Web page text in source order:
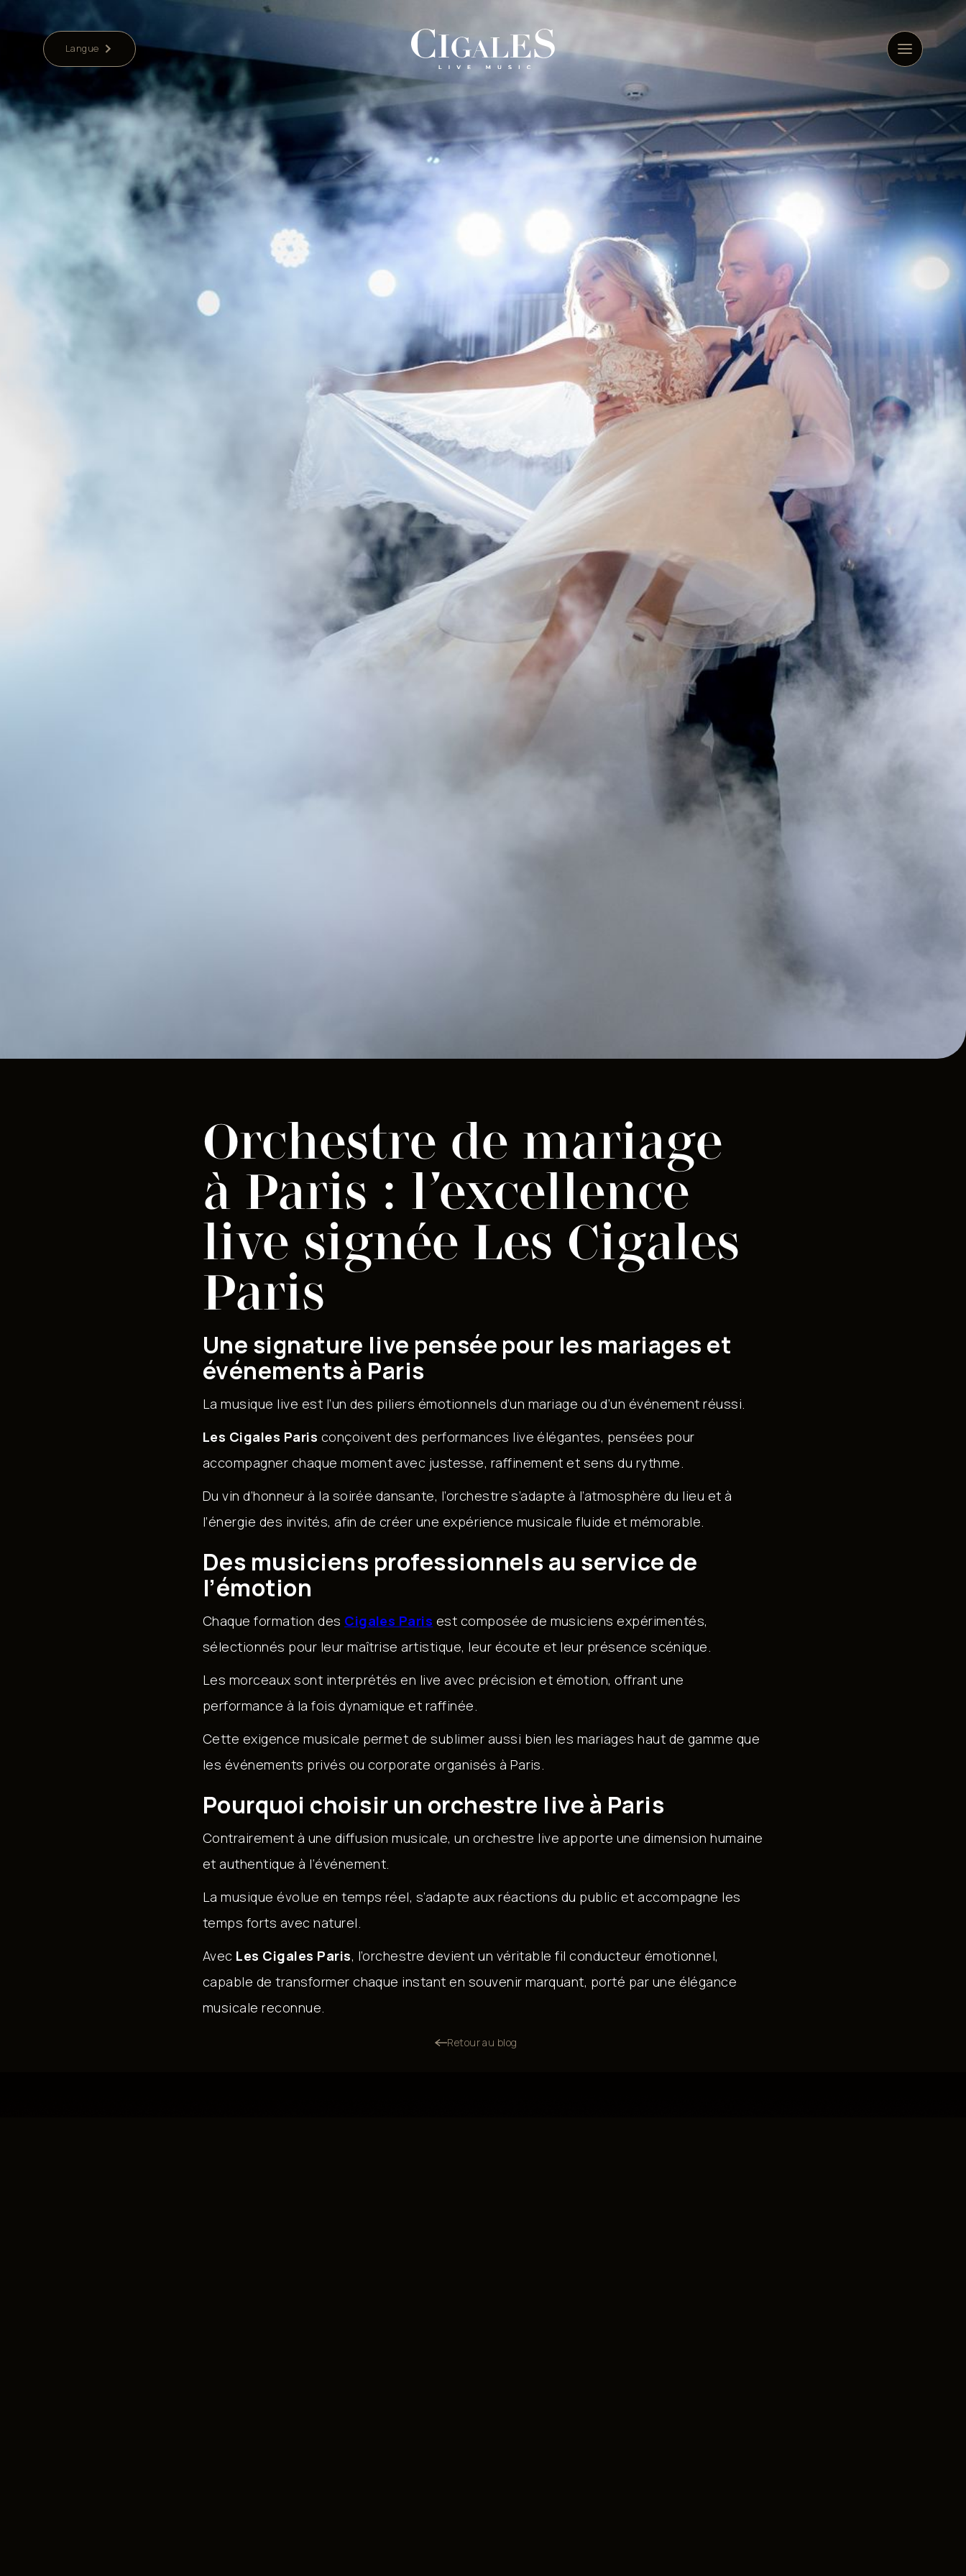
Langue
Orchestre de mariage
à Paris : l’excellence
live signée Les Cigales
Paris
Une signature live pensée pour les mariages et
événements à Paris
La musique live est l’un des piliers émotionnels d’un mariage ou d’un événement réussi.
Les Cigales Paris conçoivent des performances live élégantes, pensées pour
accompagner chaque moment avec justesse, raffinement et sens du rythme.
Du vin d’honneur à la soirée dansante, l’orchestre s’adapte à l’atmosphère du lieu et à
l’énergie des invités, afin de créer une expérience musicale fluide et mémorable.
Des musiciens professionnels au service de
l’émotion
Chaque formation des Cigales Paris est composée de musiciens expérimentés,
sélectionnés pour leur maîtrise artistique, leur écoute et leur présence scénique.
Les morceaux sont interprétés en live avec précision et émotion, offrant une
performance à la fois dynamique et raffinée.
Cette exigence musicale permet de sublimer aussi bien les mariages haut de gamme que
les événements privés ou corporate organisés à Paris.
Pourquoi choisir un orchestre live à Paris
Contrairement à une diffusion musicale, un orchestre live apporte une dimension humaine
et authentique à l’événement.
La musique évolue en temps réel, s’adapte aux réactions du public et accompagne les
temps forts avec naturel.
Avec Les Cigales Paris, l’orchestre devient un véritable fil conducteur émotionnel,
capable de transformer chaque instant en souvenir marquant, porté par une élégance
musicale reconnue.
Retour au blog